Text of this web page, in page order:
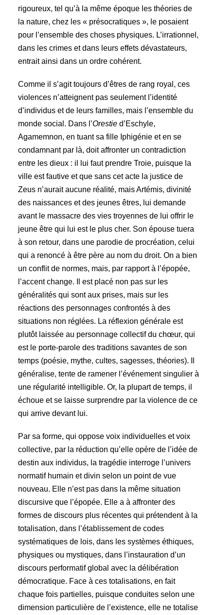
rigoureux, tel qu’à la même époque les théories de
la nature, chez les « présocratiques », le posaient
pour l’ensemble des choses physiques. L’irrationnel,
dans les crimes et dans leurs effets dévastateurs,
entrait ainsi dans un ordre cohérent.
Comme il s’agit toujours d’êtres de rang royal, ces
violences n’atteignent pas seulement l’identité
d’individus et de leurs familles, mais l’ensemble du
monde social. Dans l’Orestie d’Eschyle,
Agamemnon, en tuant sa fille Iphigénie et en se
condamnant par là, doit affronter un contradiction
entre les dieux : il lui faut prendre Troie, puisque la
ville est fautive et que sans cet acte la justice de
Zeus n’aurait aucune réalité, mais Artémis, divinité
des naissances et des jeunes êtres, lui demande
avant le massacre des vies troyennes de lui offrir le
jeune être qui lui est le plus cher. Son épouse tuera
à son retour, dans une parodie de procréation, celui
qui a renoncé à être père au nom du droit. On a bien
un conflit de normes, mais, par rapport à l’épopée,
l’accent change. Il est placé non pas sur les
généralités qui sont aux prises, mais sur les
réactions des personnages confrontés à des
situations non réglées. La réflexion générale est
plutôt laissée au personnage collectif du chœur, qui
est le porte-parole des traditions savantes de son
temps (poésie, mythe, cultes, sagesses, théories). Il
généralise, tente de ramener l’événement singulier à
une régularité intelligible. Or, la plupart de temps, il
échoue et se laisse surprendre par la violence de ce
qui arrive devant lui.
Par sa forme, qui oppose voix individuelles et voix
collective, par la réduction qu’elle opère de l’idée de
destin aux individus, la tragédie interroge l’univers
normatif humain et divin selon un point de vue
nouveau. Elle n’est pas dans la même situation
discursive que l’épopée. Elle a à affronter des
formes de discours plus récentes qui prétendent à la
totalisation, dans l’établissement de codes
systématiques de lois, dans les systèmes éthiques,
physiques ou mystiques, dans l’instauration d’un
discours performatif global avec la délibération
démocratique. Face à ces totalisations, en fait
chaque fois partielles, puisque conduites selon une
dimension particulière de l’existence, elle ne totalise